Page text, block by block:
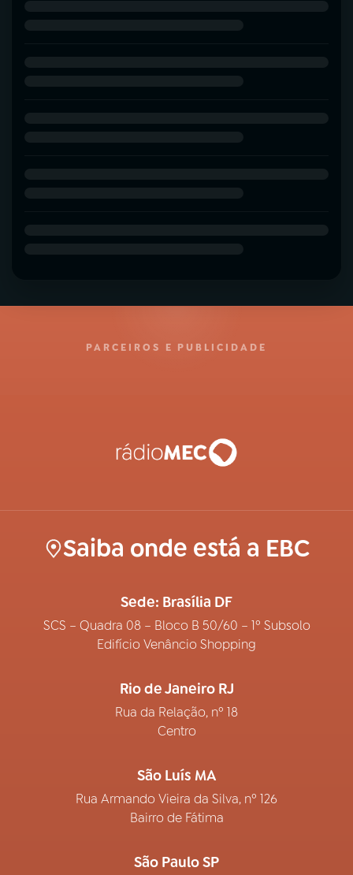
PARCEIROS E PUBLICIDADE
Saiba onde está a EBC
Sede: Brasília DF
SCS – Quadra 08 – Bloco B 50/60 – 1º Subsolo
Edifício Venâncio Shopping
Rio de Janeiro RJ
Rua da Relação, nº 18
Centro
São Luís MA
Rua Armando Vieira da Silva, nº 126
Bairro de Fátima
São Paulo SP